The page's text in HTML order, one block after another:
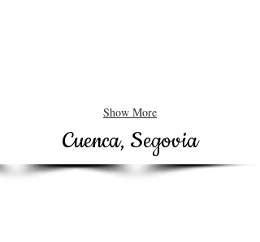
Show More
Cuenca, Segovia